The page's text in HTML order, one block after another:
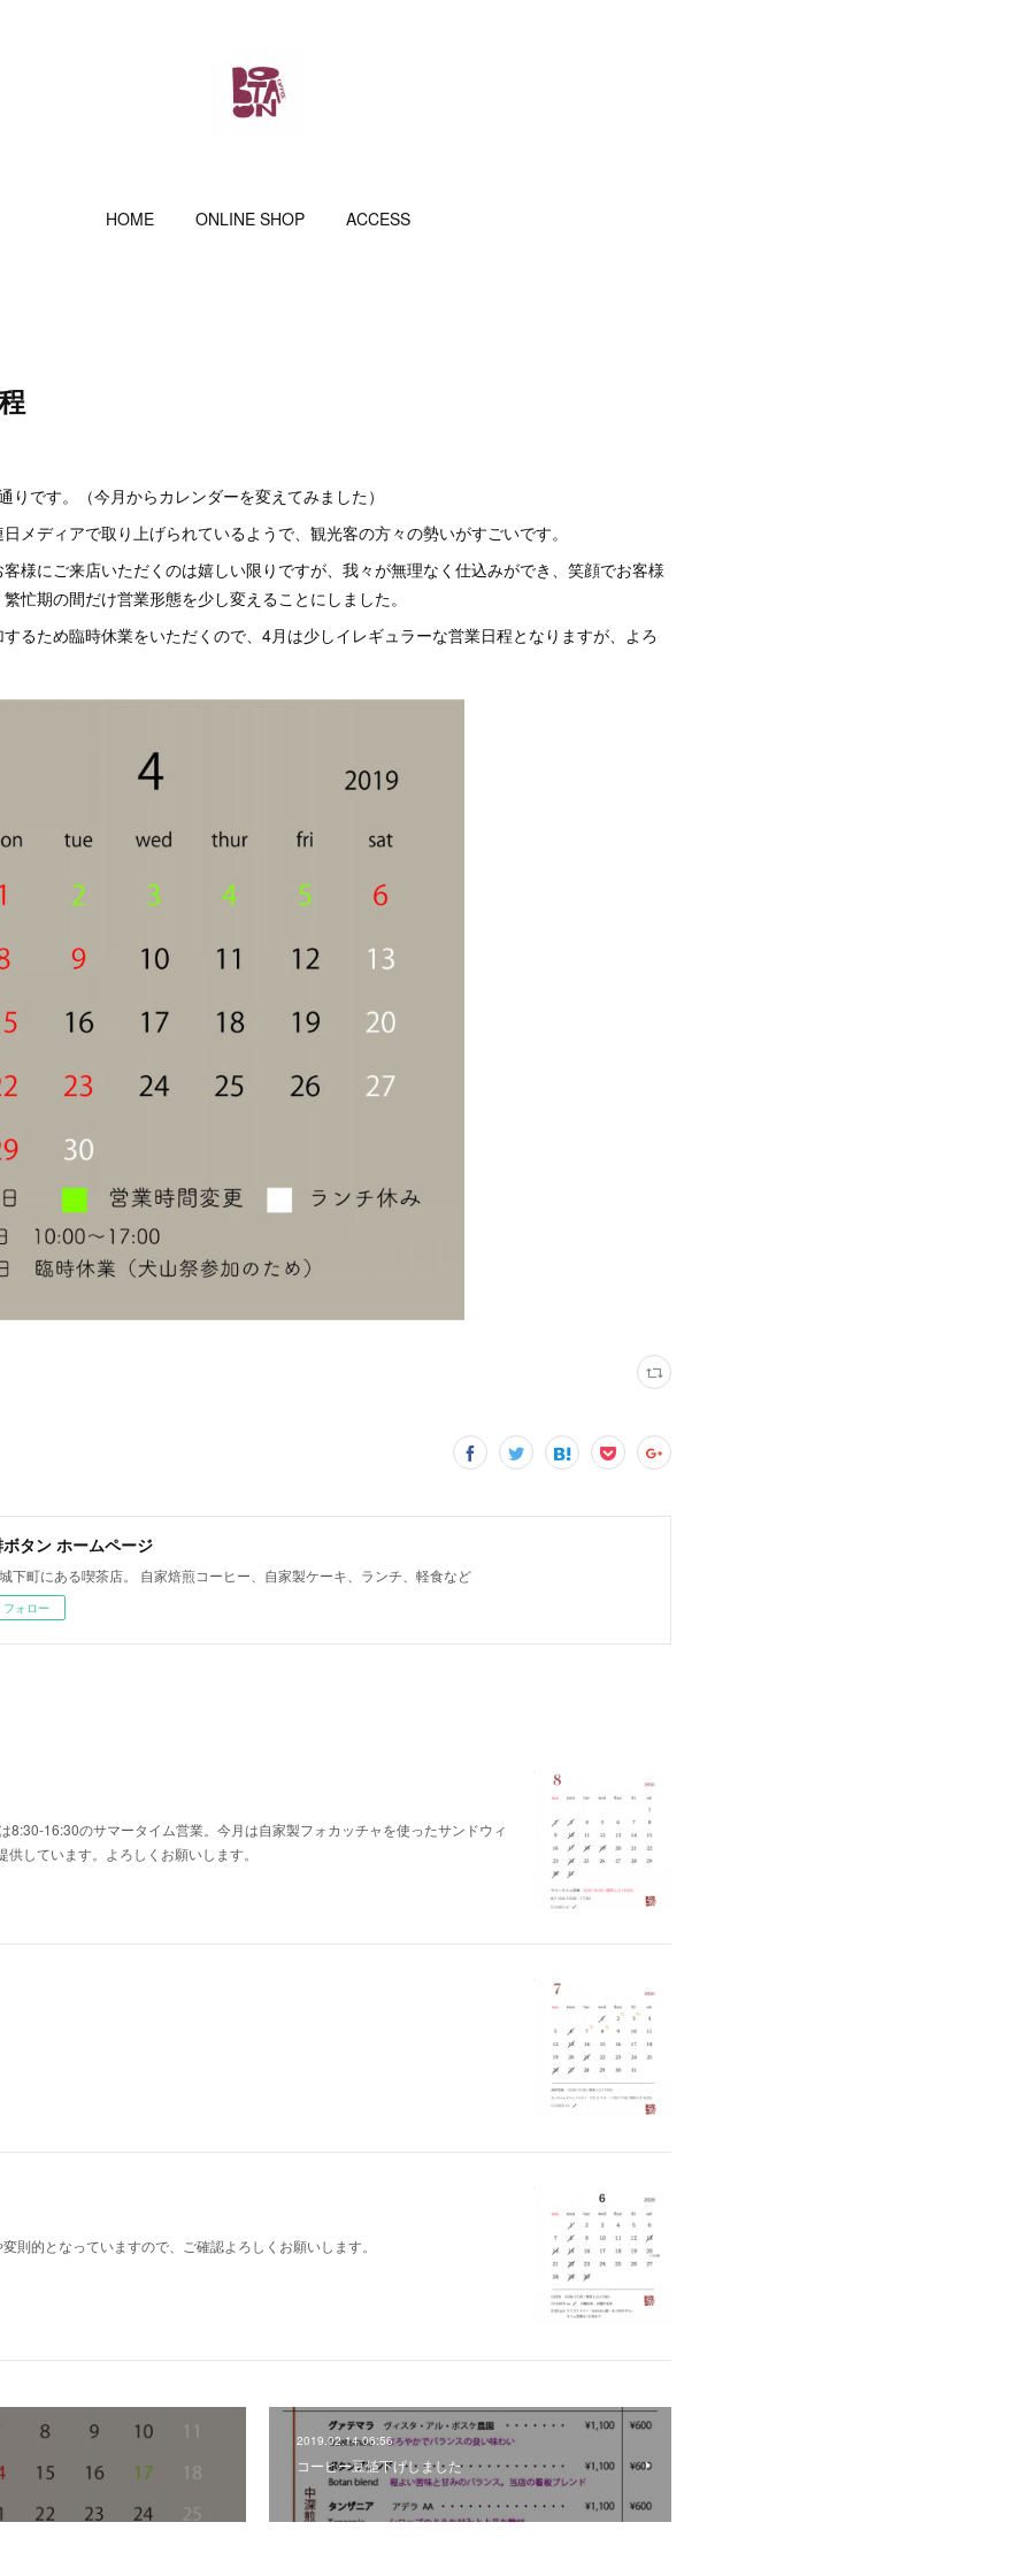
HOME ONLINE SHOP ACCESS
りです。（今月からカレンダーを変えてみました）
メディアで取り上げられているようで、観光客の方々の勢いがすごいです。
様にご来店いただくのは嬉しい限りですが、我々が無理なく仕込みができ、笑顔でお客様
忙期の間だけ営業形態を少し変えることにしました。
るため臨時休業をいただくので、4月は少しイレギュラーな営業日程となりますが、よろ
タン ホームページ
下町にある喫茶店。 自家焙煎コーヒー、自家製ケーキ、ランチ、軽食など
フォロー
8:30-16:30のサマータイム営業。今月は自家製フォカッチャを使ったサンドウィ
しています。よろしくお願いします。
則的となっていますので、ご確認よろしくお願いします。
2019.02.14 06:56
コーヒー豆値下げしました